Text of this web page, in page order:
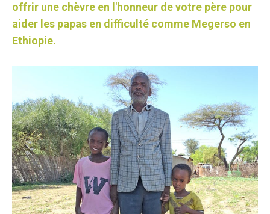
offrir une chèvre en l'honneur de votre père pour
aider les papas en difficulté comme Megerso en
Ethiopie.